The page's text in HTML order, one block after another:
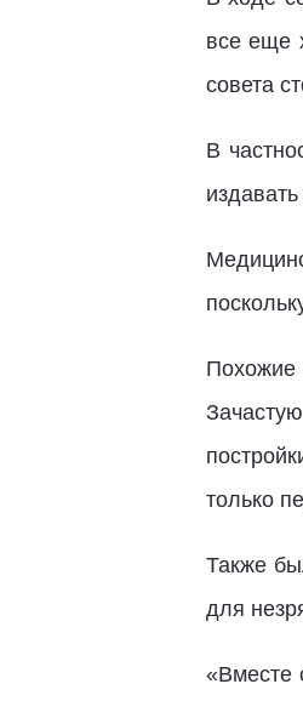
все еще
совета
В
только
Также
для
«Вместе